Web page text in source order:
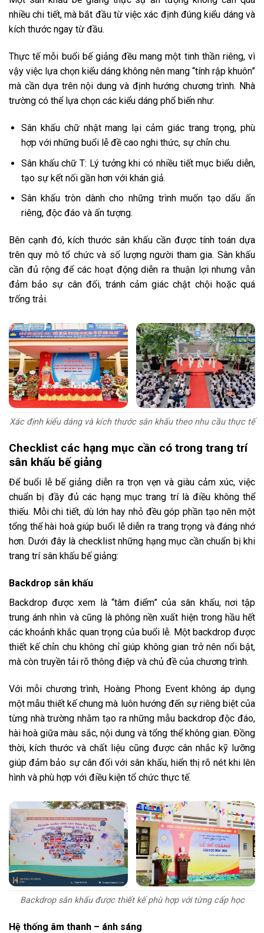
nhiều chi tiết, mà bắt đầu từ việc xác định đúng kiểu dáng và
kích thước ngay từ đầu.
Thực tế mỗi buổi bế giảng đều mang một tinh thần riêng, vì
vậy việc lựa chọn kiểu dáng không nên mang “tính rập khuôn”
mà cần dựa trên nội dung và định hướng chương trình. Nhà
trường có thể lựa chọn các kiểu dáng phổ biến như:
Sân khấu chữ nhật mang lại cảm giác trang trọng, phù
hợp với những buổi lễ đề cao nghi thức, sự chỉn chu.
Sân khấu chữ T: Lý tưởng khi có nhiều tiết mục biểu diễn,
tạo sự kết nối gần hơn với khán giả.
Sân khấu tròn dành cho những trình muốn tạo dấu ấn
riêng, độc đáo và ấn tượng.
Bên cạnh đó, kích thước sân khấu cần được tính toán dựa
trên quy mô tổ chức và số lượng người tham gia. Sân khấu
cần đủ rộng để các hoạt động diễn ra thuận lợi nhưng vẫn
đảm bảo sự cân đối, tránh cảm giác chật chội hoặc quá
trống trải.
Xác định kiểu dáng và kích thước sân khấu theo nhu cầu thực tế
Checklist các hạng mục cần có trong trang trí
sân khấu bế giảng
Để buổi lễ bế giảng diễn ra trọn vẹn và giàu cảm xúc, việc
chuẩn bị đầy đủ các hạng mục trang trí là điều không thể
thiếu. Mỗi chi tiết, dù lớn hay nhỏ đều góp phần tạo nên một
tổng thể hài hoà giúp buổi lễ diễn ra trang trọng và đáng nhớ
hơn. Dưới đây là checklist những hạng mục cần chuẩn bị khi
trang trí sân khấu bế giảng:
Backdrop sân khấu
Backdrop được xem là “tâm điểm” của sân khấu, nơi tập
trung ánh nhìn và cũng là phông nền xuất hiện trong hầu hết
các khoảnh khắc quan trọng của buổi lễ. Một backdrop được
thiết kế chỉn chu không chỉ giúp không gian trở nên nổi bật,
mà còn truyền tải rõ thông điệp và chủ đề của chương trình.
Với mỗi chương trình, Hoàng Phong Event không áp dụng
một mẫu thiết kế chung mà luôn hướng đến sự riêng biệt của
từng nhà trường nhằm tạo ra những mẫu backdrop độc đáo,
hài hoà giữa màu sắc, nội dung và tổng thể không gian. Đồng
thời, kích thước và chất liệu cũng được cân nhắc kỹ lưỡng
giúp đảm bảo sự cân đối với sân khấu, hiển thị rõ nét khi lên
hình và phù hợp với điều kiện tổ chức thực tế.
Backdrop sân khấu được thiết kế phù hợp với từng cấp học
Hệ thống âm thanh – ánh sáng